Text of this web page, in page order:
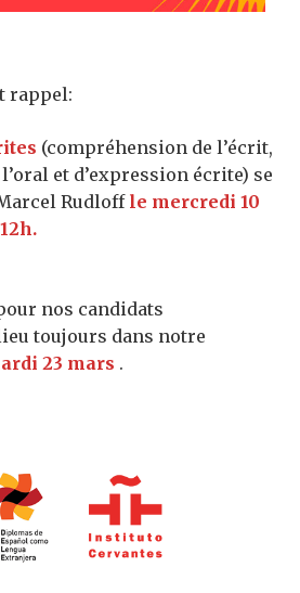
rappel:
(compréhension de l’écrit,
et d’expression écrite) se
Rudloff le mercredi 10
nos candidats
toujours dans notre
23 mars .